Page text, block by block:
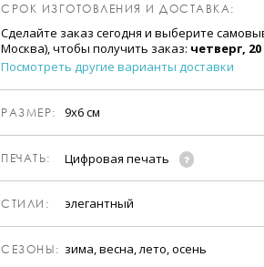
СРОК ИЗГОТОВЛЕНИЯ И ДОСТАВКА:
Сделайте заказ сегодня и выберите
Москва), чтобы получить заказ: четверг, 20
Посмотреть другие варианты доставки
РАЗМЕР: 9х6 см
ПЕЧАТЬ: Цифровая печать
CТИЛИ: элегантный
CЕЗОНЫ: зима, весна, лето, осень